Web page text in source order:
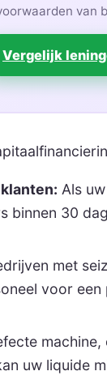
van
Vergelijk
Als
binnen 30
met
voor
uw liquide